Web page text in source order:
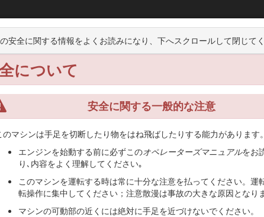
安全に関する情報をよくお読みになり、下へスクロールして閉じてく
について
安全に関する一般的な注意
のマシンは手足を切断したり物をはね飛ばしたりする能力があります。
エンジンを始動する前に必ずこのオペレーターズマニュアルをお
り､内容をよく理解してください｡
このマシンを運転する時は常に十分な注意を払ってください。運
転操作に集中してください；注意散漫は事故の大きな原因となりま
マシンの可動部の近くには絶対に手足を近づけないでください。
3320 TriFlex® トラクション
運転操作
ーンモアであり、そのような業務に従事するプロのオペレータが運
に使用することを主たる目的とする機械です。このマシンは本来
を十分に理解し、他人に迷惑の掛からない、適切で安全な方法でご